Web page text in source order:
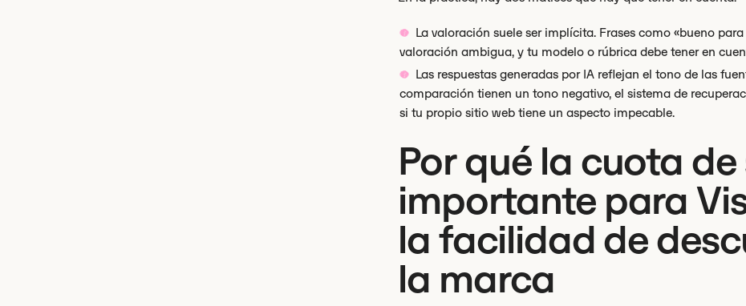
La valoración suele ser implícita. Frases como «bueno
valoración ambigua, y tu modelo o rúbrica debe tener en
Las respuestas generadas por IA reflejan el tono de las
comparación tienen un tono negativo, el sistema de
si tu propio sitio web tiene un aspecto impecable.
Por qué la cuota
importante para
la facilidad de
la marca